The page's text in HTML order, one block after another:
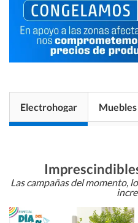
Electrohogar
Las campañas del momento,